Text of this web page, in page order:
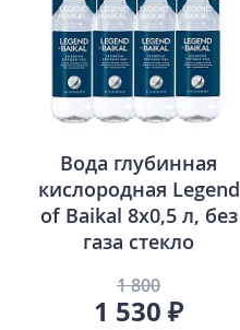
Вода глубинная
кислородная Legend
of Baikal 8х0,5 л, без
газа стекло
1 800
1 530 ₽